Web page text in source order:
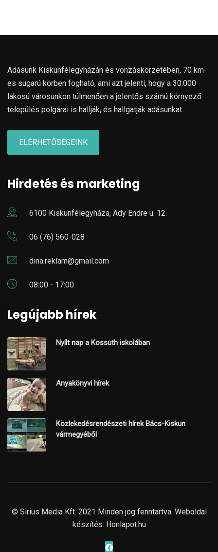
Adásunk Kiskunfélegyházán és vonzáskörzetében, 70 km-
es sugarú körben fogható, ami azt jelenti, hogy a 30.000
lakosú városunkon túlmenően a jelentős számú környező
település polgárai is hallják, és hallgatják adásunkat.
ELÉRHETŐSÉGEINK
Hirdetés és marketing
6100 Kiskunfélegyháza, Ady Endre u. 12.
06 (76) 560-028
dina.reklam@gmail.com
08:00 - 17:00
Legújabb hírek
Nyílt nap a Kossuth iskolában
Anyakönyvi hírek
Közlekedésrendészeti hírek Bács-Kiskun
vármegyéből
© Sirius Media Kft. 2021 Minden jog fenntartva. Weboldal
készítés: Honlapot.hu